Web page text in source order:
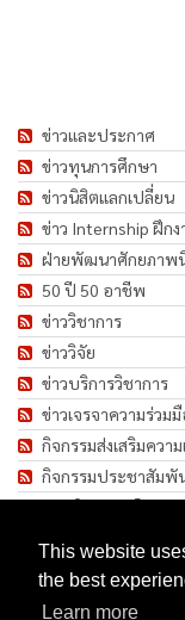
This website
the best
Learn more
ข่าวและประกาศ
ข่าวทุนการศึกษา
ข่าวนิสิตแลกเปลี่ยน
ข่าว Internship ฝึก
ฝ่ายพัฒนาศักยภาพ
50 ปี 50 อาชีพ
ข่าววิชาการ
ข่าววิจัย
ข่าวบริการวิชาการ
ข่าวเจรจาความร่วม
กิจกรรมส่งเสริมควา
กิจกรรมประชาสัมพั
ภาพกิจกรรม/โครงก
ทำนุบำรุงศิลปวัฒนธร
ข่าวประกาศรับสมัคร